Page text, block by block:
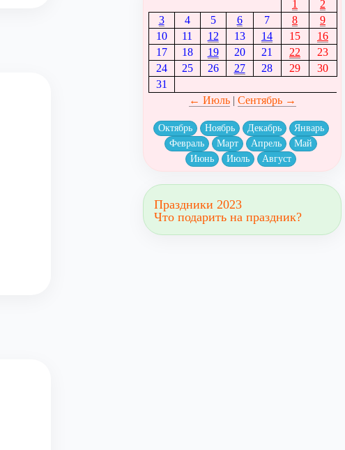
1
2
3
4 5 6 7 8
9
10
11 12 13 14 15
16
17
18 19 20 21 22
23
24
25 26 27 28 29
30
31
← Июль| Сентябрь →
Октябрь Ноябрь Декабрь
Январь
Февраль
Март Апрель
Май
Июнь
Июль Август
Праздники 2023
Что подарить на праздник?